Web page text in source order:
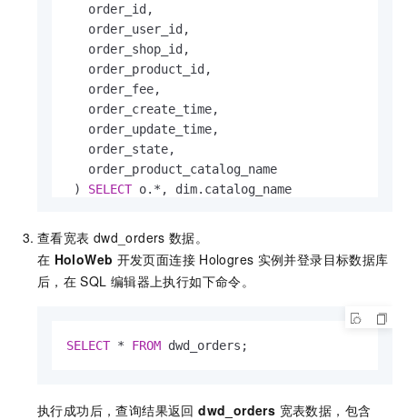
   order_id,
   order_user_id,
   order_shop_id,
   order_product_id,
   order_fee,
   order_create_time,
   order_update_time,
   order_state,
   order_product_catalog_name
) SELECT o. * , dim.catalog_name
dw.order_dw.product_catalog
ON
o.product_id
INSERT INTO dw.order_dw.dwd_orders
(pay_id, order_id, pay_platform,
查看宽表 dwd_orders 数据。
在 HoloWeb 开发页面连接 Hologres 实例并登录目标数据库
后，在 SQL 编辑器上执行如下命令。
SELECT * FROM dwd_orders;
执行成功后，查询结果返回dwd_orders 宽表数据，包含